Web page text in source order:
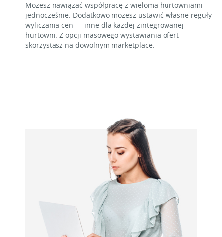
Możesz nawiązać współpracę z wieloma hurtowniami
jednocześnie. Dodatkowo możesz ustawić własne reguły
wyliczania cen — inne dla każdej zintegrowanej
hurtowni. Z opcji masowego wystawiania ofert
skorzystasz na dowolnym marketplace.